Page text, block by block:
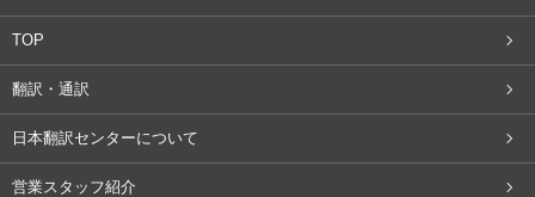
TOP
翻訳・通訳
日本翻訳センターについて
営業スタッフ紹介